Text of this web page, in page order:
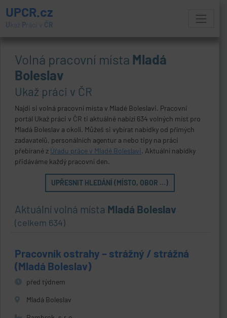
UPCR.cz
U kaž Práci v ČR
Volná pracovní místa Mladá
Boleslav
Ukaž práci v ČR
Najdi si volná pracovní místa v Mladé Boleslavi. Pracovní
portál Ukaž práci v ČR ti aktuálně nabízí 634 volných míst pro
Mladá Boleslav a okolí. Můžeš si vybírat nabídky od přímých
zadavatelů, personálních agentur a nebo tipy na práci
přebírané z Úřadu práce v Mladé Boleslavi. Aktuální nabídky
přidáváme každý pracovní den.
UPŘESNIT HLEDÁNÍ (MÍSTO, OBOR ...)
Aktuální volná místa Mladá Boleslav
(celkem 634)
Pracovník ostrahy – strážný / strážná
(Mladá Boleslav)
před týdnem
Mladá Boleslav